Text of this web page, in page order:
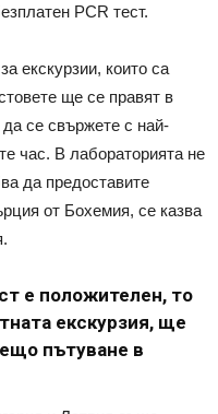
PCR тест.
екскурзии, които са
ще се правят в
да се свържете с най-
час. В лабораторията не
да предоставите
от Бохемия, се казва
е положителен, то
екскурзия, ще
пътуване в